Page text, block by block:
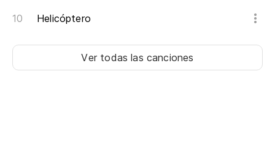
Helicóptero
Ver todas las canciones